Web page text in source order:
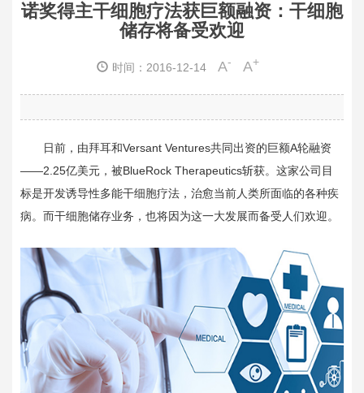
诺奖得主干细胞疗法获巨额融资：干细胞
储存将备受欢迎
时间：2016-12-14 A- A+
日前，由拜耳和Versant Ventures共同出资的巨额A轮融资
——2.25亿美元，被BlueRock Therapeutics斩获。这家公司目
标是开发诱导性多能干细胞疗法，治愈当前人类所面临的各种疾
病。而干细胞储存业务，也将因为这一大发展而备受人们欢迎。